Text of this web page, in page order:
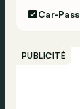
Car-Pass
PUBLICITÉ